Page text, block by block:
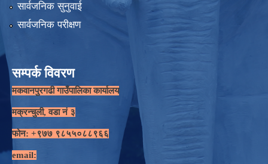
सार्वजनिक सुनुवाई
सार्वजनिक परीक्षण
सम्पर्क विवरण
मकवानपुरगढी गाउँपालिका कार्यालय
मक्रन्चुली, वडा नं ३
फोन: +९७७ ९८५५०८८९६६
email: